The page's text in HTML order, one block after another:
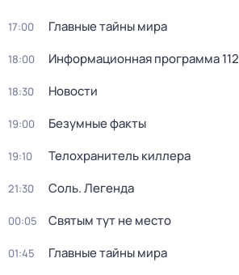
17:00 Главные тайны мира
18:00 Информационная программа 112
18:30 Новости
19:00 Безумные факты
19:10 Телохранитель киллера
21:30 Соль. Легенда
00:05 Святым тут не место
01:45 Главные тайны мира